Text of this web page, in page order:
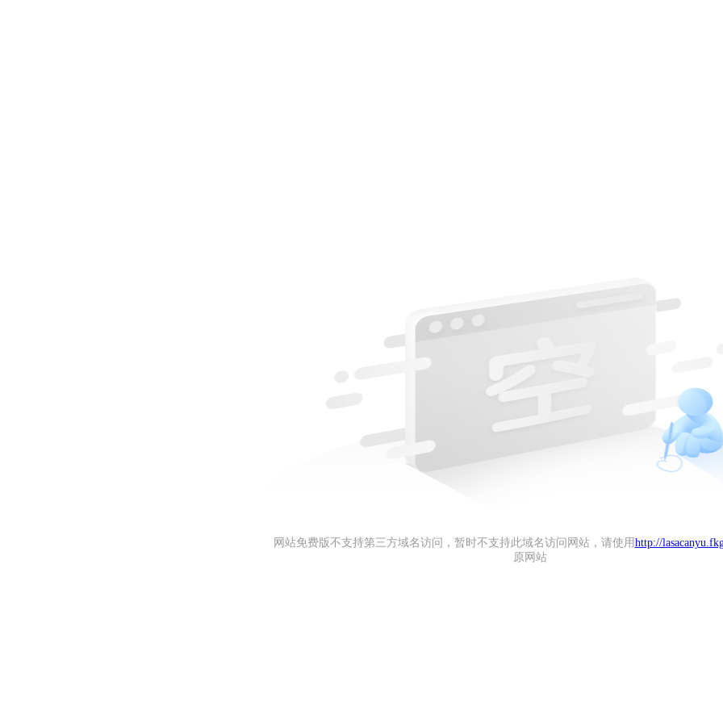
网站免费版不支持第三方域名访问，暂时不支持此域名访问网站，请使用 http://
原网站